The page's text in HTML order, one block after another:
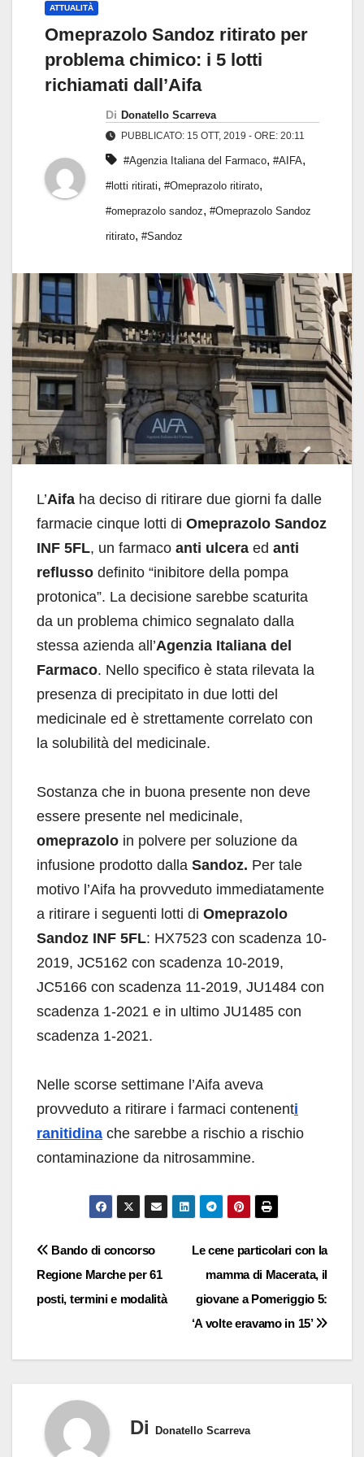
ATTUALITÀ
Omeprazolo Sandoz ritirato per
problema chimico: i 5 lotti
richiamati dall’Aifa
Di Donatello Scarreva
PUBBLICATO: 15 OTT, 2019 - ORE: 20:11
#Agenzia Italiana del Farmaco, #AIFA,
#lotti ritirati, #Omeprazolo ritirato,
#omeprazolo sandoz, #Omeprazolo Sandoz
ritirato, #Sandoz
L’Aifa ha deciso di ritirare due giorni fa dalle
farmacie cinque lotti di Omeprazolo Sandoz
INF 5FL, un farmaco anti ulcera ed anti
reflusso definito “inibitore della pompa
protonica”. La decisione sarebbe scaturita
da un problema chimico segnalato dalla
stessa azienda all’Agenzia Italiana del
Farmaco. Nello specifico è stata rilevata la
presenza di precipitato in due lotti del
medicinale ed è strettamente correlato con
la solubilità del medicinale.
Sostanza che in buona presente non deve
essere presente nel medicinale,
omeprazolo in polvere per soluzione da
infusione prodotto dalla Sandoz. Per tale
motivo l’Aifa ha provveduto immediatamente
a ritirare i seguenti lotti di Omeprazolo
Sandoz INF 5FL: HX7523 con scadenza 10-
2019, JC5162 con scadenza 10-2019,
JC5166 con scadenza 11-2019, JU1484 con
scadenza 1-2021 e in ultimo JU1485 con
scadenza 1-2021.
Nelle scorse settimane l’Aifa aveva
provveduto a ritirare i farmaci contenenti
ranitidina che sarebbe a rischio a rischio
contaminazione da nitrosammine.
Navigazione
articoli
Le cene particolari con la
mamma di Macerata, il
giovane a Pomeriggio 5:
‘A volte eravamo in 15’
Bando di concorso
Regione Marche per 61
posti, termini e modalità
Di Donatello Scarreva